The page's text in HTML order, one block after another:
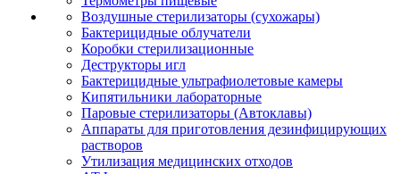
Воздушные стерилизаторы (сухожары)
Бактерицидные облучатели
Коробки стерилизационные
Деструкторы игл
Бактерицидные ультрафиолетовые камеры
Кипятильники лабораторные
Паровые стерилизаторы (Автоклавы)
Аппараты для приготовления дезинфицирующих
растворов
Утилизация медицинских отходов